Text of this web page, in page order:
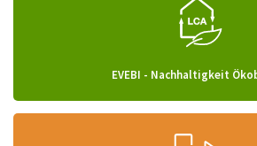
EVEBI - Nachhaltigkeit